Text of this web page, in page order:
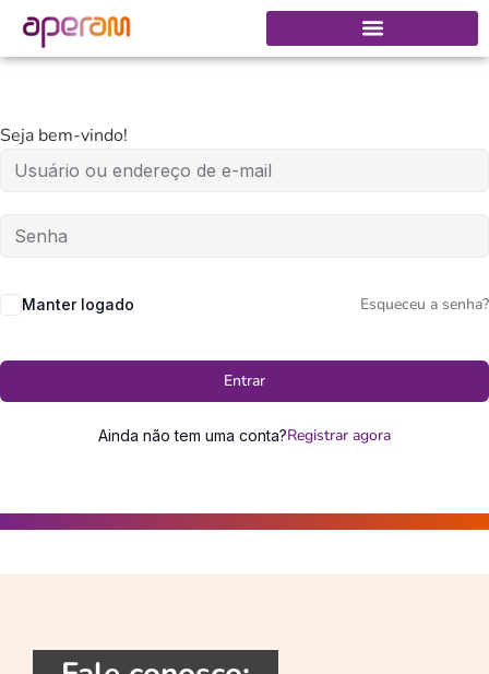
Seja bem-vindo!
Manter logado Esqueceu a senha?
Entrar
Ainda não tem uma conta?Registrar agora